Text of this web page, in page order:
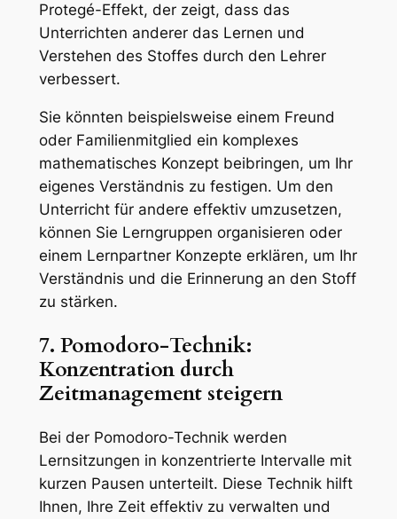
Protegé-Effekt, der zeigt, dass das
Unterrichten anderer das Lernen und
Verstehen des Stoffes durch den Lehrer
verbessert.
Sie könnten beispielsweise einem Freund
oder Familienmitglied ein komplexes
mathematisches Konzept beibringen, um Ihr
eigenes Verständnis zu festigen. Um den
Unterricht für andere effektiv umzusetzen,
können Sie Lerngruppen organisieren oder
einem Lernpartner Konzepte erklären, um Ihr
Verständnis und die Erinnerung an den Stoff
zu stärken.
7. Pomodoro-Technik:
Konzentration durch
Zeitmanagement steigern
Bei der Pomodoro-Technik werden
Lernsitzungen in konzentrierte Intervalle mit
kurzen Pausen unterteilt. Diese Technik hilft
Ihnen, Ihre Zeit effektiv zu verwalten und